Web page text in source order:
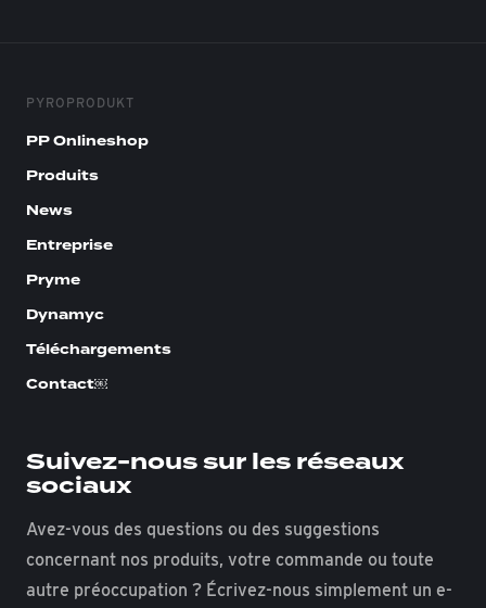
PYROPRODUKT
PP Onlineshop
Produits
News
Entreprise
Pryme
Dynamyc
Téléchargements
Contact￼
Suivez-nous sur les réseaux
sociaux
Avez-vous des questions ou des suggestions
concernant nos produits, votre commande ou toute
autre préoccupation ? Écrivez-nous simplement un e-